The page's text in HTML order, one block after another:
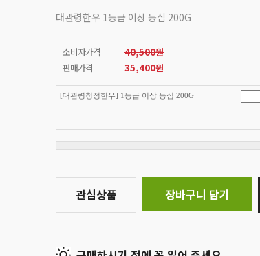
대관령한우 1등급 이상 등심 200G
소비자가격
40,500원
판매가격
35,400원
[대관령청정한우] 1등급 이상 등심 200G
관심상품 장바구니 담기